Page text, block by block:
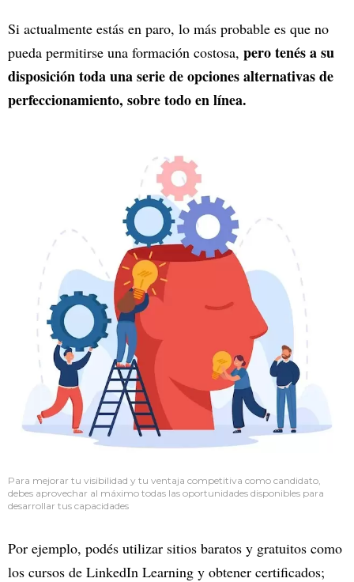
Si actualmente estás en paro, lo más probable es que no
pueda permitirse una formación costosa, pero tenés a su
disposición toda una serie de opciones alternativas de
perfeccionamiento, sobre todo en línea.
Para mejorar tu visibilidad y tu ventaja competitiva como candidato,
debes aprovechar al máximo todas las oportunidades disponibles para
desarrollar tus capacidades
Por ejemplo, podés utilizar sitios baratos y gratuitos como
los cursos de LinkedIn Learning y obtener certificados;